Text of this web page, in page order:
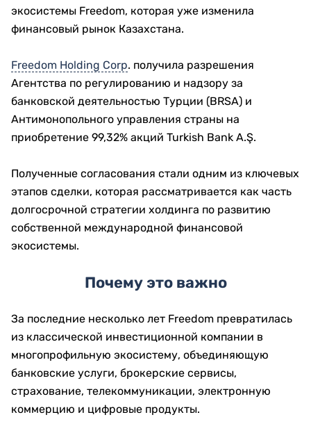
экосистемы Freedom, которая уже изменила
финансовый рынок Казахстана.
Freedom Holding Corp. получила разрешения
Агентства по регулированию и надзору за
банковской деятельностью Турции (BRSA) и
Антимонопольного управления страны на
приобретение 99,32% акций Turkish Bank A.Ş.
Полученные согласования стали одним из ключевых
этапов сделки, которая рассматривается как часть
долгосрочной стратегии холдинга по развитию
собственной международной финансовой
экосистемы.
Почему это важно
За последние несколько лет Freedom превратилась
из классической инвестиционной компании в
многопрофильную экосистему, объединяющую
банковские услуги, брокерские сервисы,
страхование, телекоммуникации, электронную
коммерцию и цифровые продукты.